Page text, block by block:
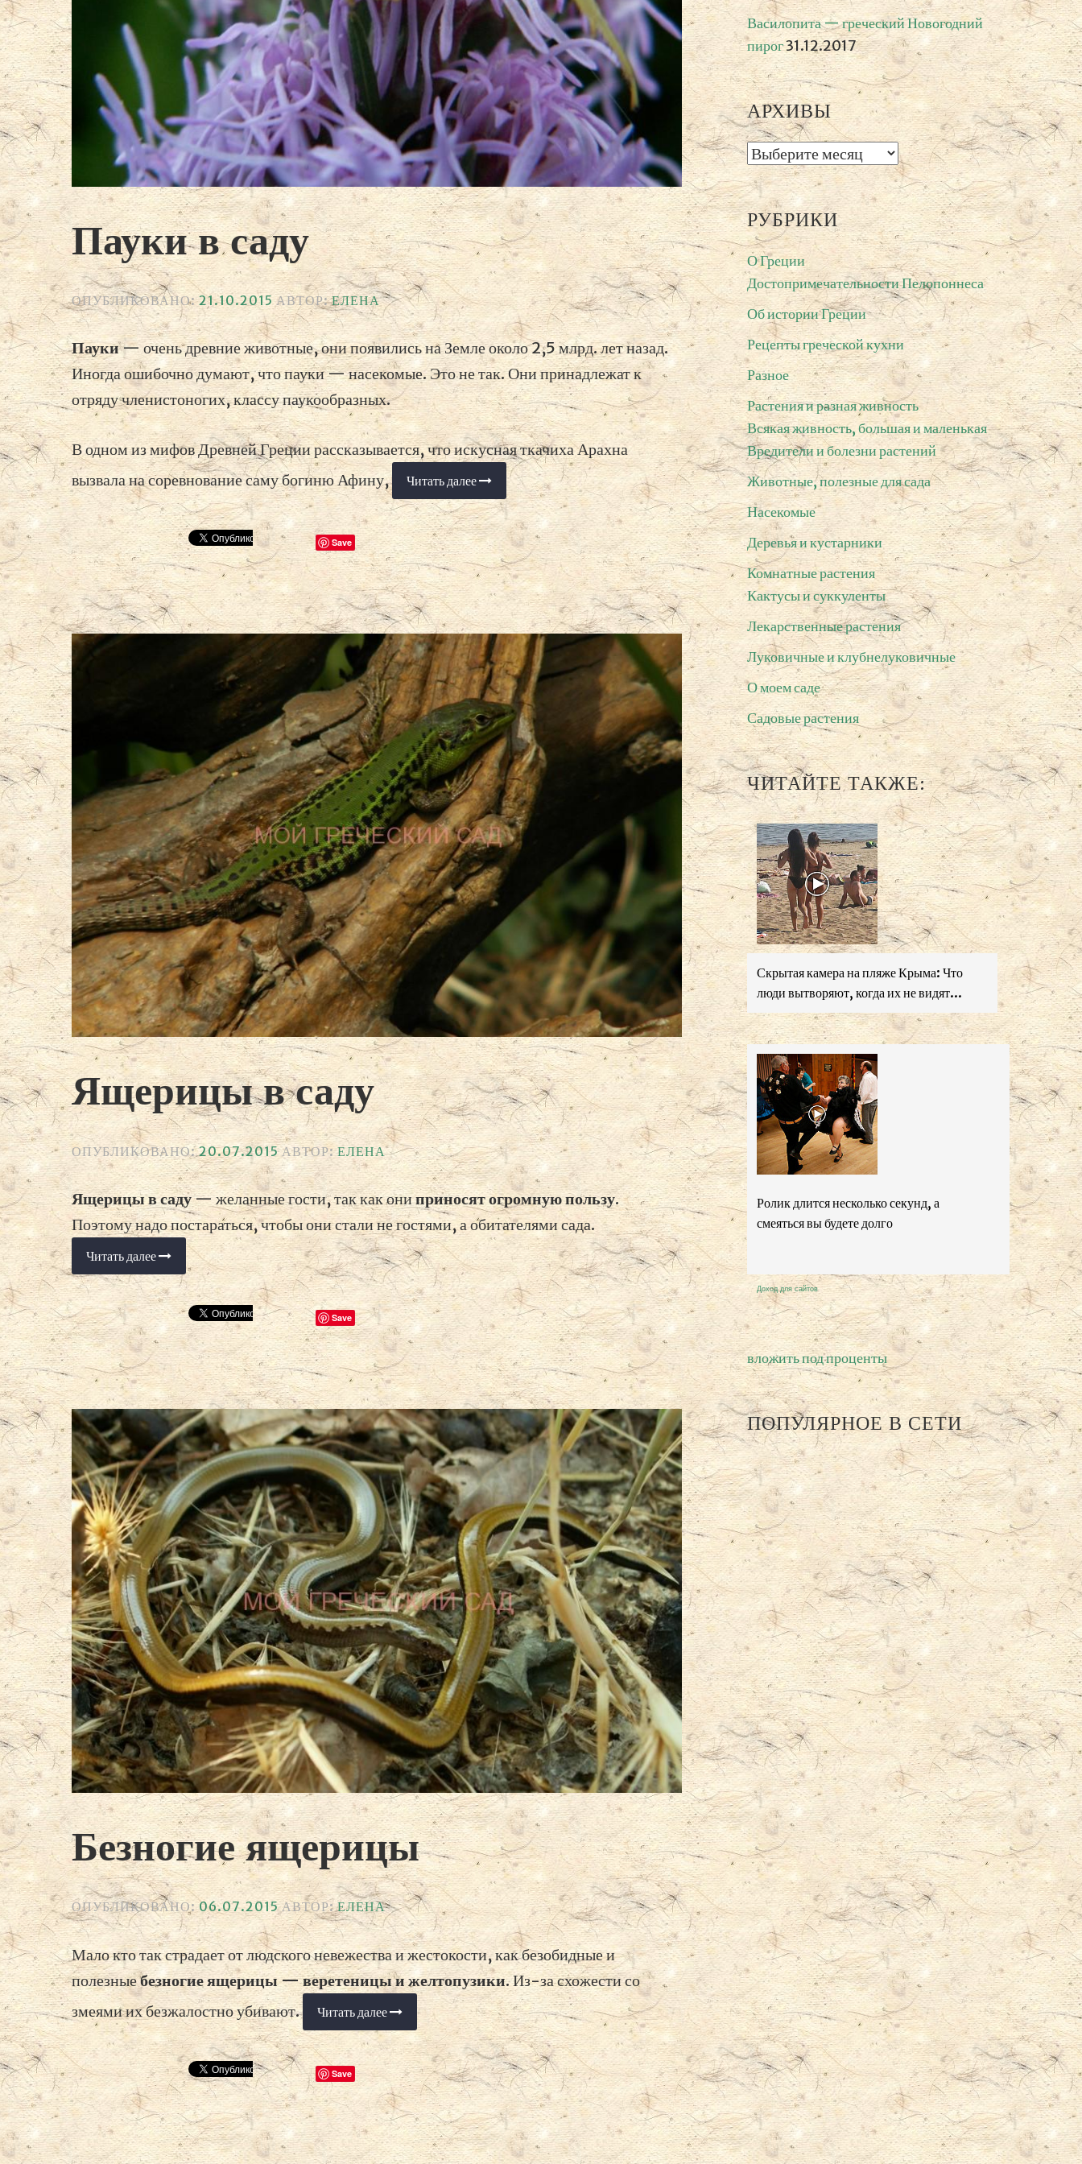
Пауки в саду
ОПУБЛИКОВАНО:21.10.2015АВТОР:ЕЛЕНА
Пауки— очень древние животные, они появились на Земле около 2,5 млрд. лет назад.
Иногда ошибочно думают, что пауки — насекомые. Это не так. Они принадлежат к
отряду членистоногих, классу паукообразных.
В одном из мифов Древней Греции рассказывается, что искусная ткачиха Арахна
вызвала на соревнование саму богиню Афину,
Читать далее«Пауки
саду»
Save
Ящерицы в саду
ОПУБЛИКОВАНО:20.07.2015АВТОР:ЕЛЕНА
Ящерицы в саду— желанные гости, так как ониприносят огромную пользу.
Поэтому надо постараться, чтобы они стали не гостями, а обитателями сада.
Читать далее«Ящерицы
саду»
Save
Безногие ящерицы
ОПУБЛИКОВАНО:06.07.2015АВТОР:ЕЛЕНА
Мало кто так страдает от людского невежества и жестокости, как безобидные и
полезныебезногие ящерицы — веретеницы и желтопузики. Из-за схожести со
змеями их безжалостно убивают.
Читать далее«Безногие
ящерицы»
Save
Василопита — греческий Новогодний
пирог31.12.2017
АРХИВЫ
Архивы
РУБРИКИ
О Греции
Достопримечательности Пелопоннеса
Об истории Греции
Рецепты греческой кухни
Разное
Растения и разная живность
Всякая живность, большая и маленькая
Вредители и болезни растений
Животные, полезные для сада
Насекомые
Деревья и кустарники
Комнатные растения
Кактусы и суккуленты
Лекарственные растения
Луковичные и клубнелуковичные
О моем саде
Садовые растения
ЧИТАЙТЕ ТАКЖЕ:
Скрытая камера на пляже Крыма: Что
люди вытворяют, когда их не видят...
Ролик длится несколько секунд, а
смеяться вы будете долго
Доход для сайтов
вложить под проценты
ПОПУЛЯРНОЕ В СЕТИ